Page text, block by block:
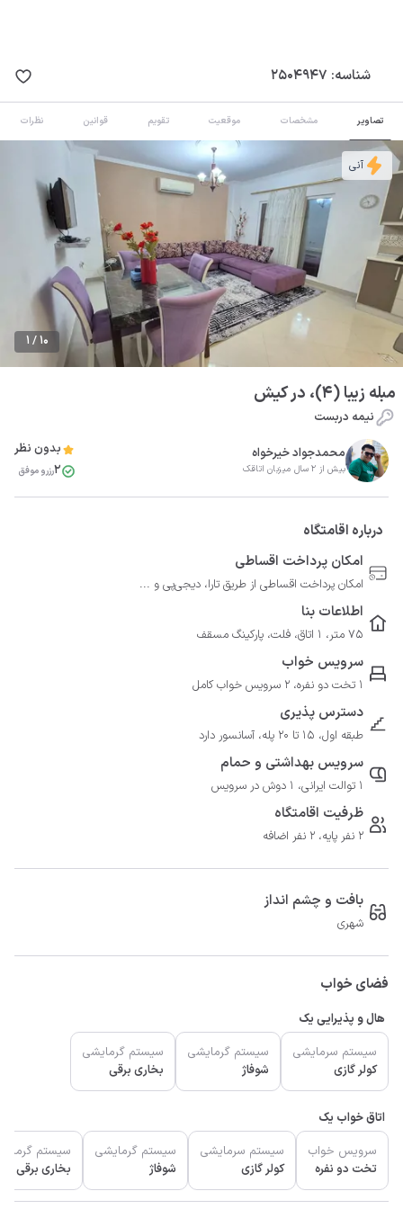
شناسه: 2504947
تصاویر مشخصات موقعیت تقویم قوانین نظرات
1 / 10
آنی
مبله زیبا (4)، در کیش
نیمه دربست
محمدجواد خیرخواه
بیش از 2 سال میزبان اتاقک
بدون نظر
2رزرو موفق
درباره اقامتگاه
امکان پرداخت اقساطی
امکان پرداخت اقساطی از طریق تارا، دیجی‌پی و ...
اطلاعات بنا
75 متر، 1 اتاق، فلت، پارکینگ مسقف
سرویس خواب
1 تخت دو نفره، 2 سرویس خواب کامل
دسترس پذیری
طبقه اول، 15 تا 20 پله، آسانسور دارد
سرویس بهداشتی و حمام
1 توالت ایرانی، 1 دوش در سرویس
ظرفیت اقامتگاه
2 نفر پایه، 2 نفر اضافه
بافت و چشم انداز
شهری
فضای خواب
هال و پذیرایی یک
سیستم سرمایشی
کولر گازی
سیستم گرمایشی
شوفاژ
سیستم گرمایشی
بخاری برقی
اتاق خواب یک
سرویس خواب
تخت دو نفره
سیستم سرمایشی
کولر گازی
سیستم گرمایشی
شوفاژ
سیستم
بخاری برقی